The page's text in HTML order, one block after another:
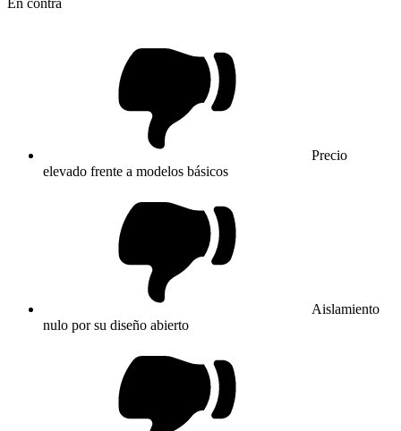
Precio
elevado frente a modelos básicos
Aislamiento
nulo por su diseño abierto